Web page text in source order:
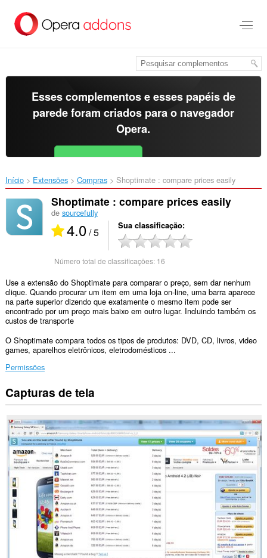
para
Esses complementos e esses papéis de
parede foram criados para o navegador
Opera.
Baixar o Opera Free for Android
Início Extensões Compras Shoptimate : compare prices easily‎
Shoptimate : compare prices easily
de sourcefully
4.0/ 5 Sua classificação
Número total de classificações: 16
Use a extensão do Shoptimate para comparar o preço, sem dar nenhum
clique. Quando procurar um item em uma loja on-line, uma barra aparece
na parte superior dizendo que exatamente o mesmo item pode ser
encontrado por um preço mais baixo em outro lugar. Incluindo também os
custos de transporte
O Shoptimate compara todos os tipos de produtos: DVD, CD, livros, video
games, aparelhos eletrônicos, eletrodomésticos ...
Permissões
Esta
extensão
acessar
seus
dados
em
todos
os
sites.
Esta
extensão
consegue
acessar
Capturas de tela